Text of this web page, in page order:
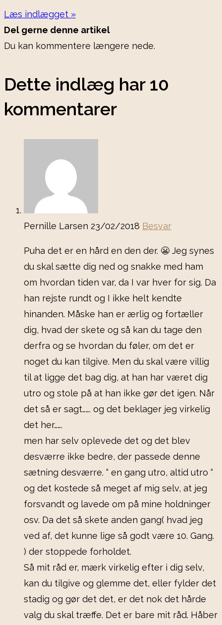
Læs indlægget »
Del gerne denne artikel
Du kan kommentere længere nede.
Dette indlæg har 10
kommentarer
Pernille Larsen 23/02/2018 Besvar
Puha det er en hård en den der. 😬 Jeg synes
du skal sætte dig ned og snakke med ham
om hvordan tiden var, da I var hver for sig. Da
han rejste rundt og I ikke helt kendte
hinanden. Måske han er ærlig og fortæller
dig, hvad der skete og så kan du tage den
derfra og se hvordan du føler, om det er
noget du kan tilgive. Men du skal være villig
til at ligge det bag dig, at han har været dig
utro og stole på at han ikke gør det igen. Når
det så er sagt……. og det beklager jeg virkelig
det her…….
men har selv oplevede det og det blev
desværre ikke bedre, der passede denne
sætning desværre. “ en gang utro, altid utro “
og det kostede så meget af mig selv, at jeg
forsvandt og lavede om på mine holdninger
osv. Da det så skete anden gang( hvad jeg
ved af, det kunne lige så godt være 10. Gang.
) der stoppede forholdet.
Så mit råd er, mærk virkelig efter i dig selv,
kan du tilgive og glemme det, eller fylder det
stadig og gør det det, er det nok det hårde
valg du skal træffe. Det er bare mit råd. Håber